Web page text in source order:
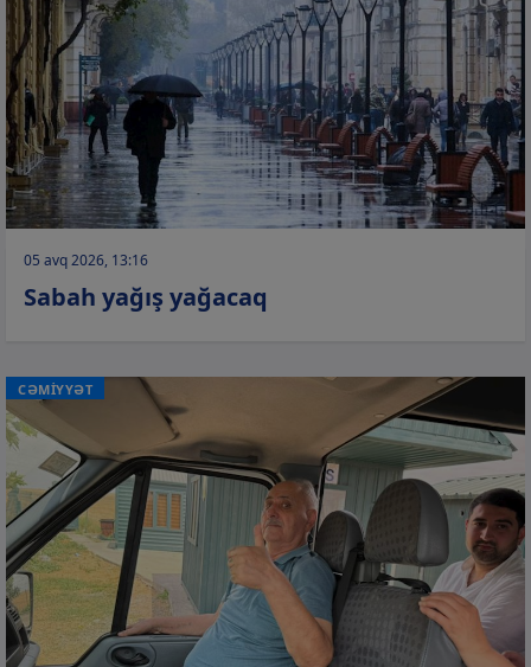
05 avq 2026, 13:16
Sabah yağış yağacaq
CƏMİYYƏT